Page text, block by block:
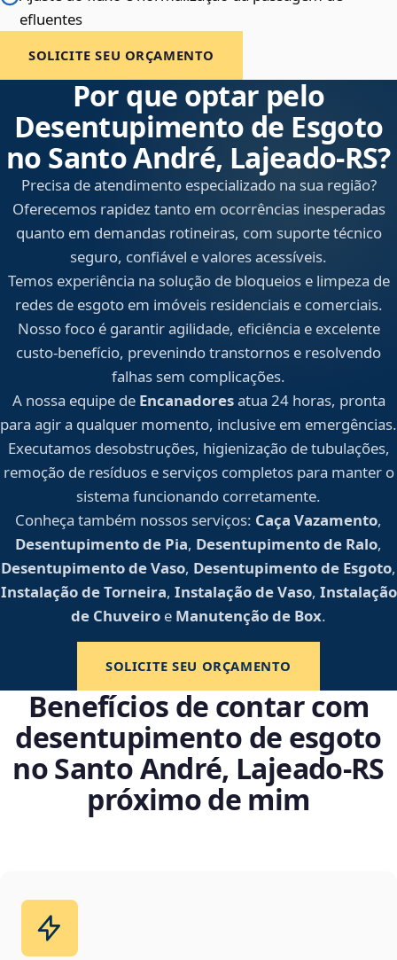
efluentes
SOLICITE SEU ORÇAMENTO
Por que optar pelo
Desentupimento de Esgoto
no Santo André, Lajeado‑RS?
Precisa de atendimento especializado na sua região?
Oferecemos rapidez tanto em ocorrências inesperadas
quanto em demandas rotineiras, com suporte técnico
seguro, confiável e valores acessíveis.
Temos experiência na solução de bloqueios e limpeza de
redes de esgoto em imóveis residenciais e comerciais.
Nosso foco é garantir agilidade, eficiência e excelente
custo-benefício, prevenindo transtornos e resolvendo
falhas sem complicações.
A nossa equipe de Encanadoresatua 24 horas, pronta
para agir a qualquer momento, inclusive em emergências.
Executamos desobstruções, higienização de tubulações,
remoção de resíduos e serviços completos para manter o
sistema funcionando corretamente.
Conheça também nossos serviços: Caça Vazamento,
Desentupimento de Pia, Desentupimento de Ralo,
Desentupimento de Vaso, Desentupimento de Esgoto,
Instalação de Torneira, Instalação de Vaso, Instalação
de Chuveiro e Manutenção de Box.
SOLICITE SEU ORÇAMENTO
Benefícios de contar com
desentupimento de esgoto
no Santo André, Lajeado‑RS
próximo de mim